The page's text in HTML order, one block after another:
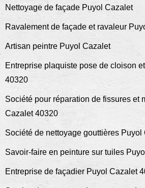
Nettoyage de façade Puyol Cazalet
Ravalement de façade et ravaleur
Artisan peintre Puyol Cazalet
Entreprise plaquiste pose de cloison
40320
Société pour réparation de fissures et
Cazalet 40320
Société de nettoyage gouttières Puyol
Savoir-faire en peinture sur tuiles
Entreprise de façadier Puyol Cazalet